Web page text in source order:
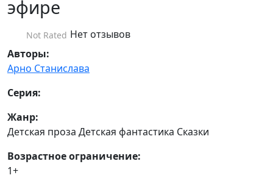
эфире
Not Rated Нет отзывов
Авторы:
Арно Станислава
Серия:
Жанр:
Детская проза Детская фантастика Сказки
Возрастное ограничение:
1+